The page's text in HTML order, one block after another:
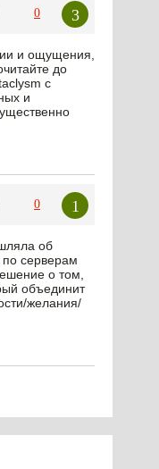
0 3
и ощущения,
до
с
и
0 1
об
серверам
о том,
объединит
желания/